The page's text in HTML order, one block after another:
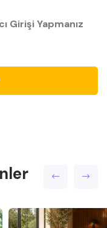
Girişi Yapmanız